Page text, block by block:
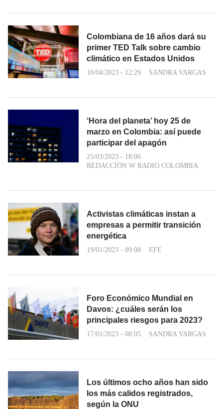
Colombiana de 16 años dará su
primer TED Talk sobre cambio
climático en Estados Unidos
10/04/2023 - 12:29 SANDRA VARGAS
‘Hora del planeta’ hoy 25 de
marzo en Colombia: así puede
participar del apagón
25/03/2023 - 18:06
REDACCIÓN W RADIO COLOMBIA
Activistas climáticas instan a
empresas a permitir transición
energética
19/01/2023 - 09:08 EFE
Foro Económico Mundial en
Davos: ¿cuáles serán los
principales riesgos para 2023?
17/01/2023 - 08:05 SANDRA VARGAS
Los últimos ocho años han sido
los más calidos registrados,
según la ONU